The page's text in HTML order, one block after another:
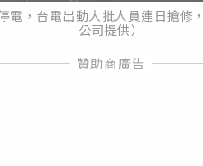
電，台電出動大批人員連日搶
公司提供）